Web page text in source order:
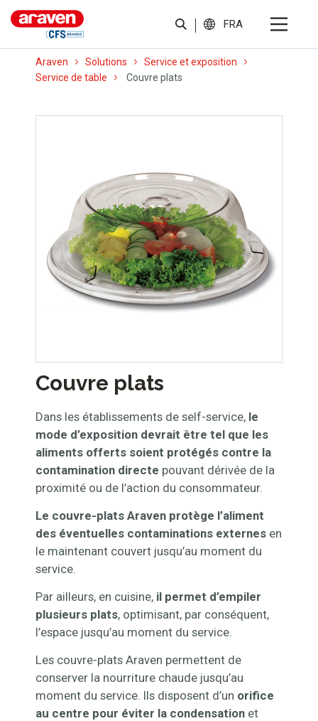
FRA
Araven Solutions
Service et exposition
Service de table
Couvre plats
Couvre plats
Dans les établissements de self-service, le
mode d’exposition devrait être tel que les
aliments offerts soient protégés contre la
contamination directe pouvant dérivée de la
proximité ou de l’action du consommateur.
Le couvre-plats Araven protège l’aliment
des éventuelles contaminations externes en
le maintenant couvert jusqu’au moment du
service.
Par ailleurs, en cuisine, il permet d’empiler
plusieurs plats, optimisant, par conséquent,
l’espace jusqu’au moment du service.
Les couvre-plats Araven permettent de
conserver la nourriture chaude jusqu’au
moment du service. Ils disposent d’un orifice
au centre pour éviter la condensation et